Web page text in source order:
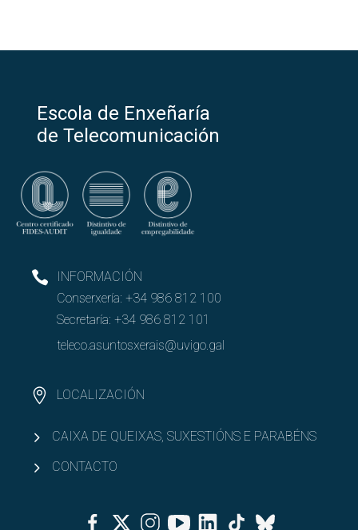
Escola de Enxeñaría
de Telecomunicación
INFORMACIÓN
Conserxería: +34 986 812 100
Secretaría: +34 986 812 101
teleco.asuntosxerais@uvigo.gal
LOCALIZACIÓN
CAIXA DE QUEIXAS, SUXESTIÓNS E PARABÉNS
CONTACTO
FacebookTwitterInstagramYoutubeLinkedinTiktok